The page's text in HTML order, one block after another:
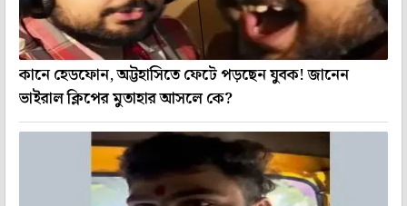
কানে হেডফোন, অট্টহাসিতে ফেটে পড়ছেন যুবক! জানেন
ভাইরাল ক্লিপের মুতাহার আসলে কে?